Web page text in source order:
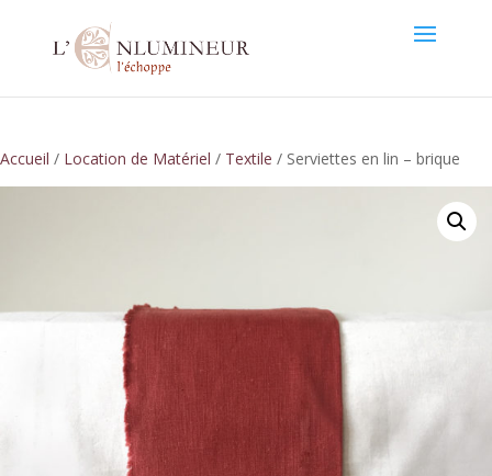
Accueil / Location de Matériel / Textile / Serviettes en lin – brique